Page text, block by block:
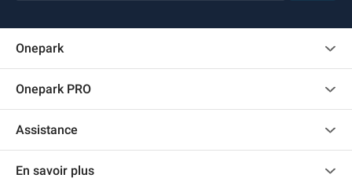
Onepark
Recrutement
Onepark PRO
Accéder à mon espace partenaire
Assistance
Centre d'aide
En savoir plus